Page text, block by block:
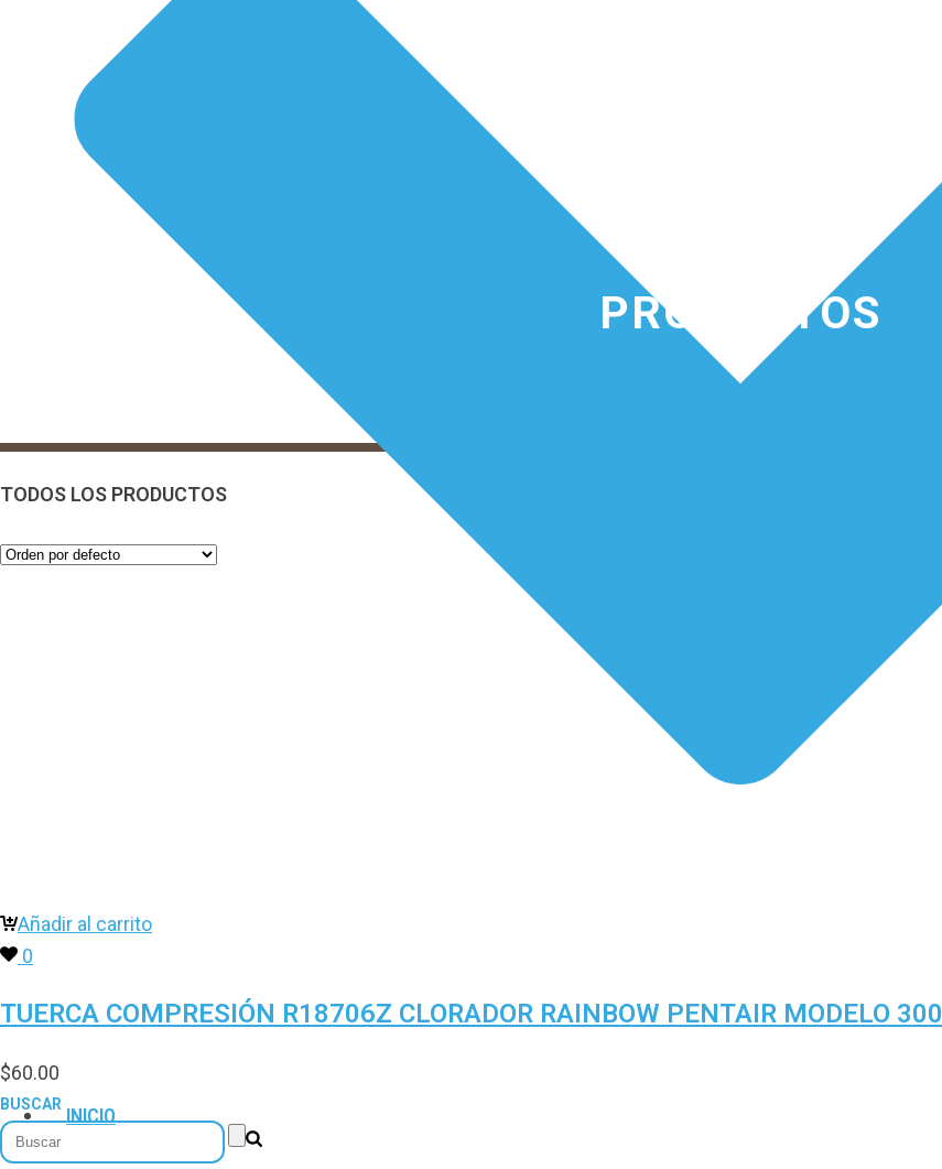
INICIO
PRODUCTOS
TODOS LOS PRODUCTOS
Añadir al carrito
0
TUERCA COMPRESIÓN R18706Z CLORADOR RAINBOW PENTAIR MODELO 300
$60.00
BUSCAR